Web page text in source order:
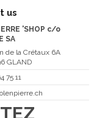
us
'SHOP c/o
SA
de la Crétaux 6A
GLAND
75 11